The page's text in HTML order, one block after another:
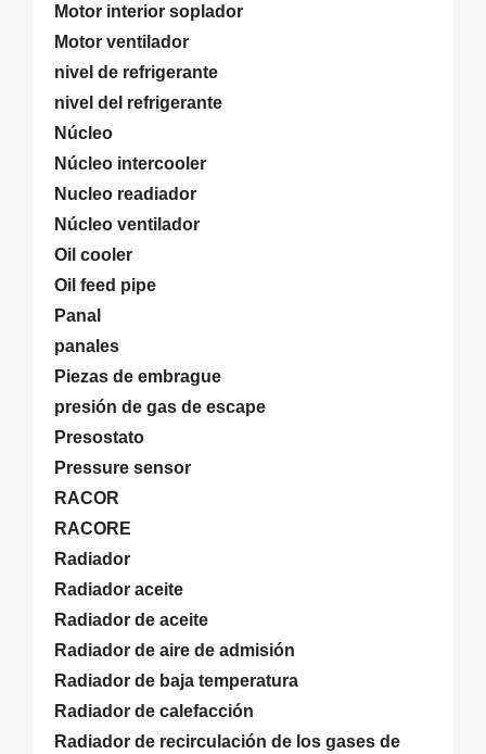
Motor interior soplador
Motor ventilador
nivel de refrigerante
nivel del refrigerante
Núcleo
Núcleo intercooler
Nucleo readiador
Núcleo ventilador
Oil cooler
Oil feed pipe
Panal
panales
Piezas de embrague
presión de gas de escape
Presostato
Pressure sensor
RACOR
RACORE
Radiador
Radiador aceite
Radiador de aceite
Radiador de aire de admisión
Radiador de baja temperatura
Radiador de calefacción
Radiador de recirculación de los gases de